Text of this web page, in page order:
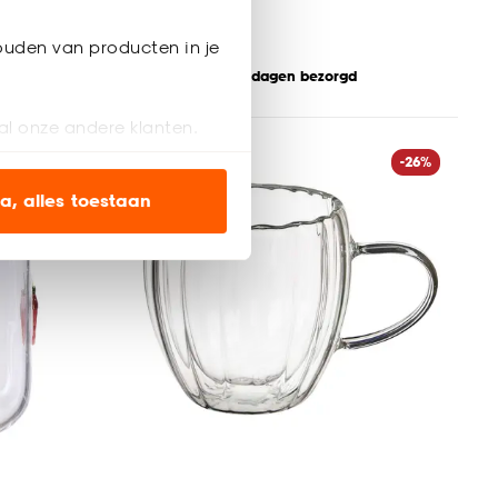
van producten in je
onze andere klanten.
om alleen de
wel of niet te
cookieverklaring.
alles toestaan
Binnen 2-3 werkdagen bezorgd
-26%